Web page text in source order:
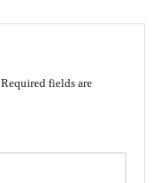
Required fields are